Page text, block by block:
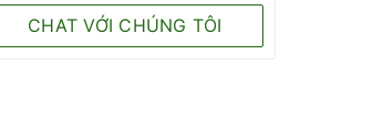
CHAT VỚI CHÚNG TÔI